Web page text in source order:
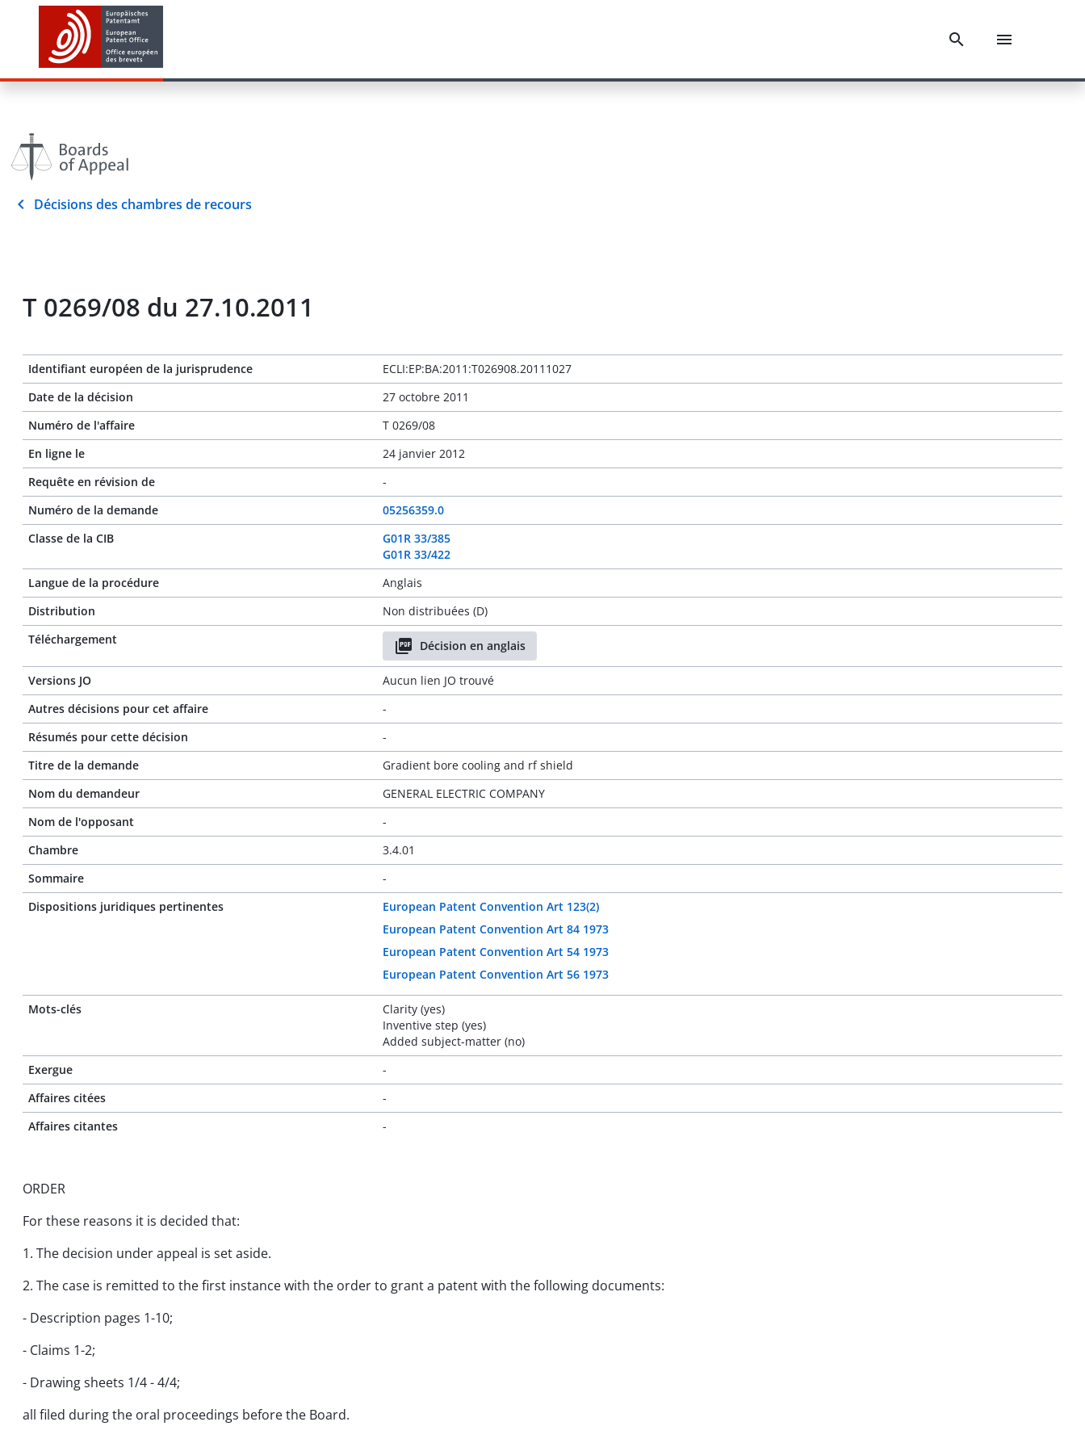
Décisions des chambres de recours
T 0269/08 du 27.10.2011
Identifiant européen de la jurisprudence
ECLI:EP:BA:2011:T026908.20111027
Date de la décision
27 octobre 2011
Numéro de l'affaire
T 0269/08
En ligne le
24 janvier 2012
Requête en révision de
-
Numéro de la demande
05256359.0
Classe de la CIB
G01R 33/385
G01R 33/422
Langue de la procédure
Anglais
Distribution
Non distribuées (D)
Téléchargement
Décision en anglais
Versions JO
Aucun lien JO trouvé
Autres décisions pour cet affaire
-
Résumés pour cette décision
-
Titre de la demande
Gradient bore cooling and rf shield
Nom du demandeur
GENERAL ELECTRIC COMPANY
Nom de l'opposant
-
Chambre
3.4.01
Sommaire
-
Dispositions juridiques pertinentes
European Patent Convention Art 123(2)
European Patent Convention Art 84 1973
European Patent Convention Art 54 1973
European Patent Convention Art 56 1973
Mots-clés
Clarity (yes)
Inventive step (yes)
Added subject-matter (no)
Exergue
-
Affaires citées
-
Affaires citantes
-
ORDER
For these reasons it is decided that:
1. The decision under appeal is set aside.
2. The case is remitted to the first instance with the order to grant a patent with the following documents:
- Description pages 1-10;
- Claims 1-2;
- Drawing sheets 1/4 - 4/4;
all filed during the oral proceedings before the Board.